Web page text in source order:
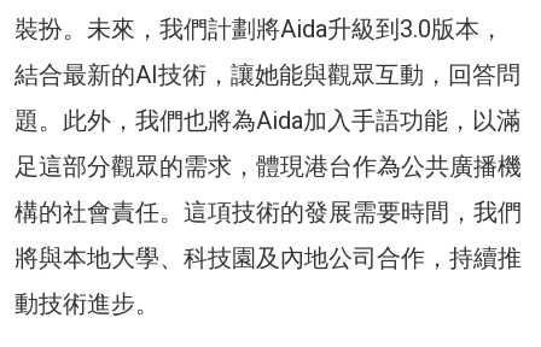
裝扮。未來，我們計劃將Aida升級到3.0版本，
結合最新的AI技術，讓她能與觀眾互動，回答問
題。此外，我們也將為Aida加入手語功能，以滿
足這部分觀眾的需求，體現港台作為公共廣播機
構的社會責任。這項技術的發展需要時間，我們
將與本地大學、科技園及內地公司合作，持續推
動技術進步。